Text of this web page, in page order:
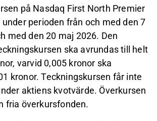
på Nasdaq First North Premier
perioden från och med den 7
med den 20 maj 2026. Den
ska avrundas till helt
varvid 0,005 kronor ska
kronor. Teckningskursen får inte
aktiens kvotvärde. Överkursen
fria överkursfonden.